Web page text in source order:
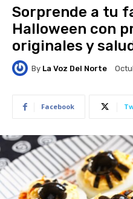
Sorprende a tu
Halloween con
originales y
By La Voz Del Norte
Facebook